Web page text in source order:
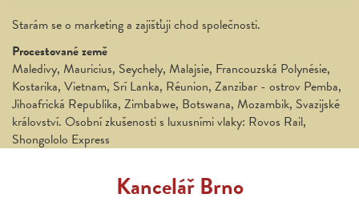
Starám se o marketing a zajišťuji chod společnosti.
Procestované země
Maledivy, Mauricius, Seychely, Malajsie, Francouzská Polynésie,
Kostarika, Vietnam, Srí Lanka, Réunion, Zanzibar - ostrov Pemba,
Jihoafrická Republika, Zimbabwe, Botswana, Mozambik, Svazijské
království. Osobní zkušenosti s luxusními vlaky: Rovos Rail,
Shongololo Express
Kancelář Brno